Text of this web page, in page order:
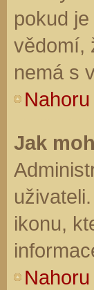
pokud
vědomí,
nemá s
Nahoru
Jak
ikonu,
Nahoru